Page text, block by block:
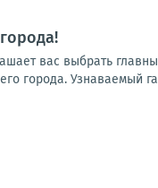
вас выбрать
города. Узнаваемый